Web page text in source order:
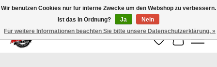
100% schweizer Onlineshop für Dein Motorrad
Wunschzettel
Ihr
Wir benutzen Cookies nur für interne Zwecke um den Webshop zu verbessern.
Ist das in Ordnung?
Ja
Nein
Für weitere Informationen beachten Sie bitte unsere Datenschutzerklärung. »